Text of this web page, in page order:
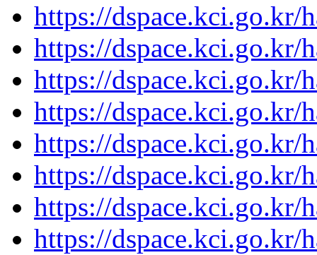
https://dspace.kci.go.kr/
https://dspace.kci.go.kr/
https://dspace.kci.go.kr/
https://dspace.kci.go.kr/
https://dspace.kci.go.kr/
https://dspace.kci.go.kr/
https://dspace.kci.go.kr/
https://dspace.kci.go.kr/